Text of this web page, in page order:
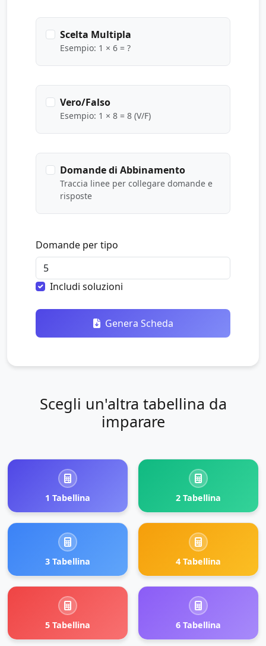
Scelta Multipla
Esempio: 1 × 6 = ?
Vero/Falso
Esempio: 1 × 8 = 8 (V/F)
Domande di Abbinamento
Traccia linee per collegare domande e
risposte
Domande per tipo
Includi soluzioni
Genera Scheda
Scegli un'altra tabellina da
imparare
1 Tabellina 2 Tabellina
3 Tabellina 4 Tabellina
5 Tabellina 6 Tabellina